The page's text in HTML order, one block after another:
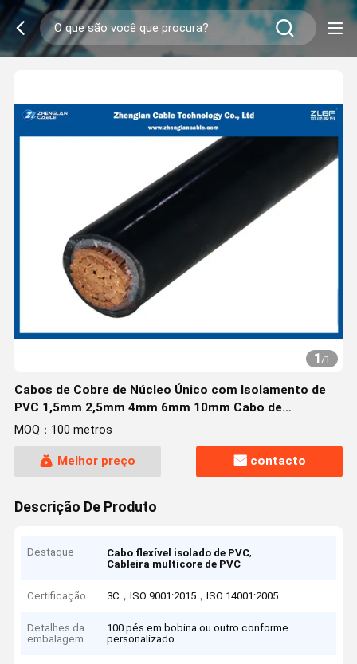
1/1
Cabos de Cobre de Núcleo Único com Isolamento de
PVC 1,5mm 2,5mm 4mm 6mm 10mm Cabo de
Alimentação (AL/CU/PVC/LSZH/DSTA)
MOQ：100 metros
Melhor preço contacto
Descrição De Produto
Destaque Cabo flexível isolado de PVC,
Cableira multicore de PVC
Certificação 3C，ISO 9001:2015，ISO 14001:2005
Detalhes da
embalagem
100 pés em bobina ou outro conforme
personalizado